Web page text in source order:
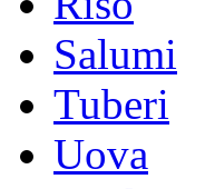
Salumi
Tuberi
Uova